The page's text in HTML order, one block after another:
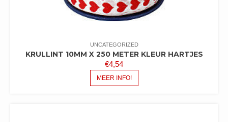
UNCATEGORIZED
KRULLINT 10MM X 250 METER KLEUR HARTJES
€4,54
MEER INFO!